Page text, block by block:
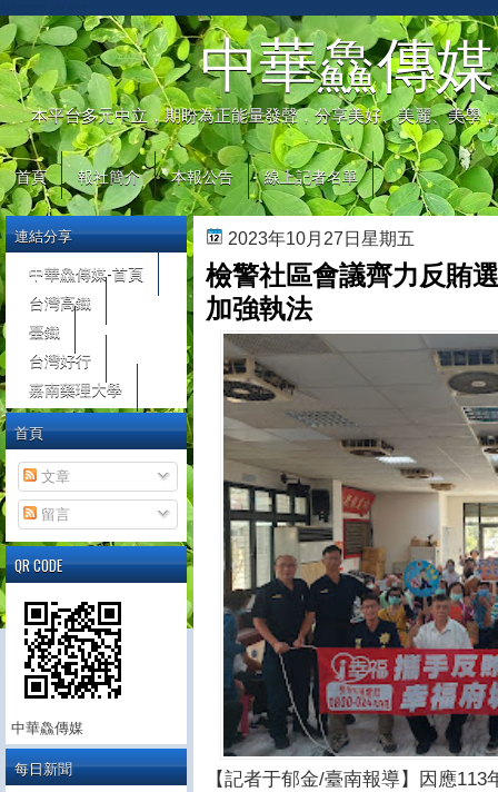
中華鱻傳媒
本平台多元中立，期盼為正能量發聲，分享美好、美麗、美學
首頁 報社簡介 本報公告 線上記者名單
2023年10月27日星期五
檢警社區會議齊力反賄
加強執法
【記者于郁金/臺南報導】因應
連結分享
中華鱻傳媒-首頁
台灣高鐵
臺鐵
台灣好行
嘉南藥理大學
首頁
文章
留言
QR CODE
中華鱻傳媒
每日新聞